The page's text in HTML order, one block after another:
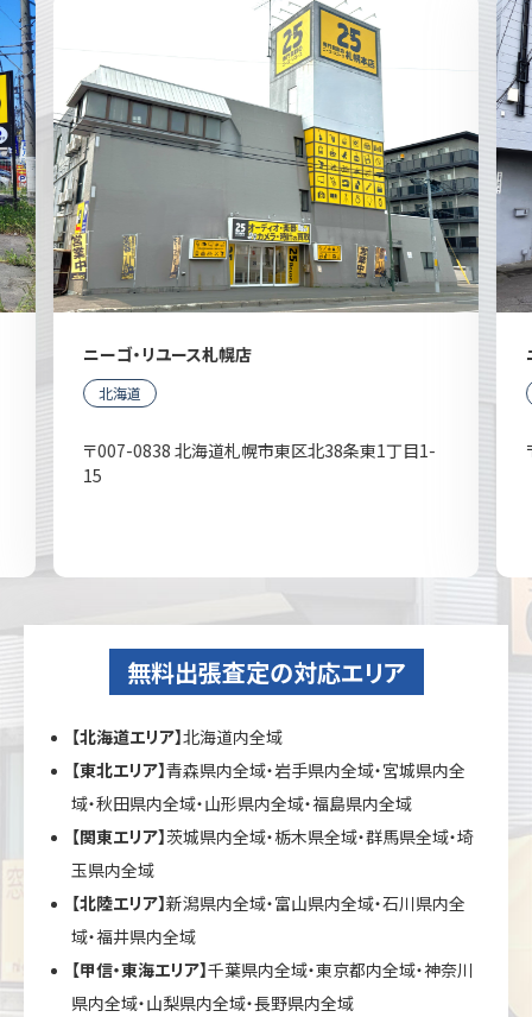
ニーゴ・リユース札幌店
北海道
〒007-0838 北海道札幌市東区北38条東1丁目1-
15
無料出張査定の対応エリア
【北海道エリア】北海道内全域
【東北エリア】青森県内全域・岩手県内全域・宮城県内全
域・秋田県内全域・山形県内全域・福島県内全域
【関東エリア】茨城県内全域・栃木県全域・群馬県全域・埼
玉県内全域
【北陸エリア】新潟県内全域・富山県内全域・石川県内全
域・福井県内全域
【甲信・東海エリア】千葉県内全域・東京都内全域・神奈川
県内全域・山梨県内全域・長野県内全域